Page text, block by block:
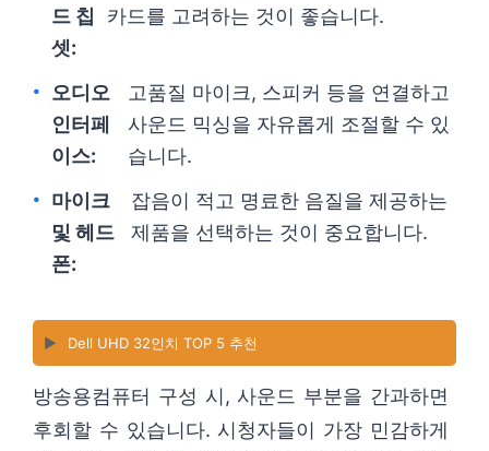
드 칩
셋:
카드를 고려하는 것이 좋습니다.
오디오
인터페
이스:
고품질 마이크, 스피커 등을 연결하고
사운드 믹싱을 자유롭게 조절할 수 있
습니다.
마이크
및 헤드
폰:
잡음이 적고 명료한 음질을 제공하는
제품을 선택하는 것이 중요합니다.
▶️ Dell UHD 32인치 TOP 5 추천
방송용컴퓨터 구성 시, 사운드 부분을 간과하면
후회할 수 있습니다. 시청자들이 가장 민감하게